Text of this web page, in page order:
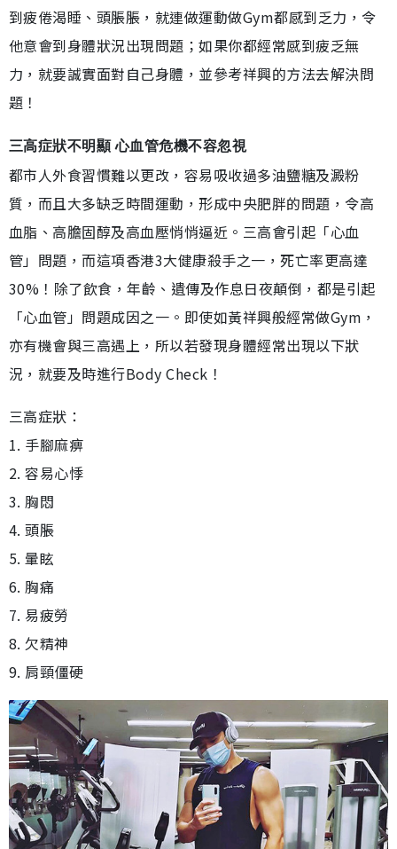
到疲倦渴睡、頭脹脹，就連做運動做Gym都感到乏力，令
他意會到身體狀況出現問題；如果你都經常感到疲乏無
力，就要誠實面對自己身體，並參考祥興的方法去解決問
題！
三高症狀不明顯 心血管危機不容忽視
都市人外食習慣難以更改，容易吸收過多油鹽糖及澱粉
質，而且大多缺乏時間運動，形成中央肥胖的問題，令高
血脂、高膽固醇及高血壓悄悄逼近。三高會引起「心血
管」問題，而這項香港3大健康殺手之一，死亡率更高達
30%！除了飲食，年齡、遺傳及作息日夜顛倒，都是引起
「心血管」問題成因之一。即使如黃祥興般經常做Gym，
亦有機會與三高遇上，所以若發現身體經常出現以下狀
況，就要及時進行Body Check！
三高症狀：
1. 手腳麻痹
2. 容易心悸
3. 胸悶
4. 頭脹
5. 暈眩
6. 胸痛
7. 易疲勞
8. 欠精神
9. 肩頸僵硬